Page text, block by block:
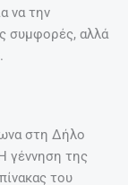
να την
συμφορές, αλλά
στη Δήλο
γέννηση της
του